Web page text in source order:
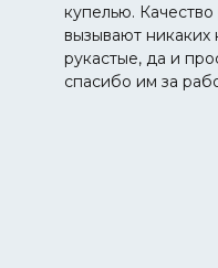
купелью.
вызывают никаких
рукастые, да и
спасибо им за